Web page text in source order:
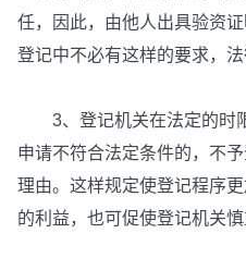
任，因此，由他人出具验资
登记中不必有这样的要求，
3、登记机关在法定的时
申请不符合法定条件的，不
理由。这样规定使登记程序
的利益，也可促使登记机关慎